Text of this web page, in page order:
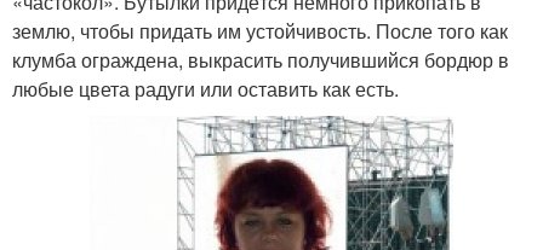
землю, чтобы придать им устойчивость. После того как
клумба ограждена, выкрасить получившийся бордюр в
любые цвета радуги или оставить как есть.